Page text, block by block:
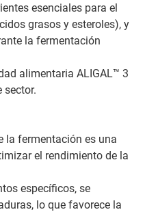
esenciales para el
grasos y esteroles), y
la fermentación
alimentaria ALIGAL™ 3
sector.
la fermentación es una
el rendimiento de la
específicos, se
lo que favorece la